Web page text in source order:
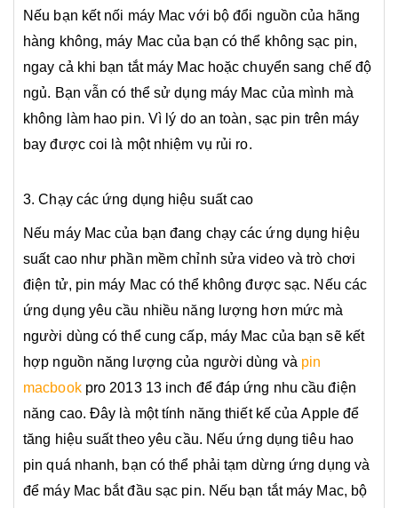
Nếu bạn kết nối máy Mac với bộ đổi nguồn của hãng
hàng không, máy Mac của bạn có thể không sạc pin,
ngay cả khi bạn tắt máy Mac hoặc chuyển sang chế độ
ngủ. Bạn vẫn có thể sử dụng máy Mac của mình mà
không làm hao pin. Vì lý do an toàn, sạc pin trên máy
bay được coi là một nhiệm vụ rủi ro.
3. Chạy các ứng dụng hiệu suất cao
Nếu máy Mac của bạn đang chạy các ứng dụng hiệu
suất cao như phần mềm chỉnh sửa video và trò chơi
điện tử, pin máy Mac có thể không được sạc. Nếu các
ứng dụng yêu cầu nhiều năng lượng hơn mức mà
người dùng có thể cung cấp, máy Mac của bạn sẽ kết
hợp nguồn năng lượng của người dùng và pin
macbookpro 2013 13 inch để đáp ứng nhu cầu điện
năng cao. Đây là một tính năng thiết kế củaAppleđể
tăng hiệu suất theo yêu cầu. Nếu ứng dụng tiêu hao
pin quá nhanh, bạn có thể phải tạm dừng ứng dụng và
để máy Mac bắt đầu sạc pin. Nếu bạn tắt máy Mac, bộ